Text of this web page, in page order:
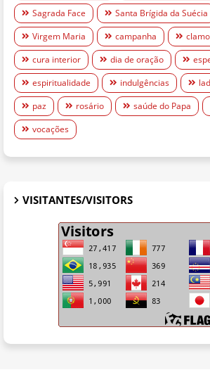
Sagrada Face
Santa Brígida da Suécia
Virgem Maria
campanha
cura interior
dia de oração
espiritualidade
indulgências
paz
rosário saúde do Papa
vocações
VISITANTES/VISITORS